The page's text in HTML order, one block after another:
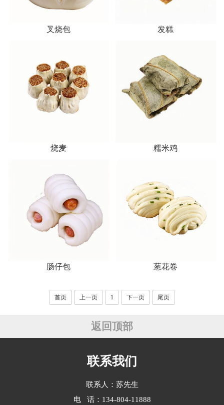
叉烧包 发糕
烧麦 糯米鸡
肠仔包 葱花卷
首页 上一页 1 下一页 尾页
返回顶部
联系我们
联系人：苏先生
电 话：134-804-11888